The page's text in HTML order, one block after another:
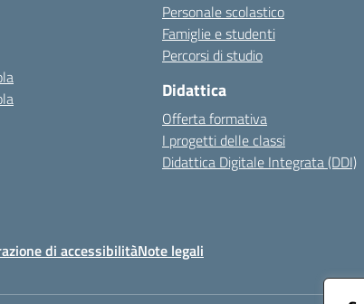
Personale scolastico
Famiglie e studenti
Percorsi di studio
Didattica
Offerta formativa
I progetti delle classi
Didattica Digitale Integrata (DDI)
di accessibilitàNote legali